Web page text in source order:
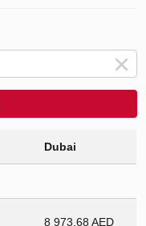
Dubai
8 973.68 AED